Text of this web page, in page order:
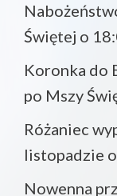
Świętej o
Koronka do
po Mszy
Różaniec
listopadzie
Nowenna